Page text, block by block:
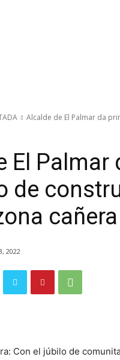
Alcalde de El Palmar da
El
de
cañera
2022
Con el júbilo de